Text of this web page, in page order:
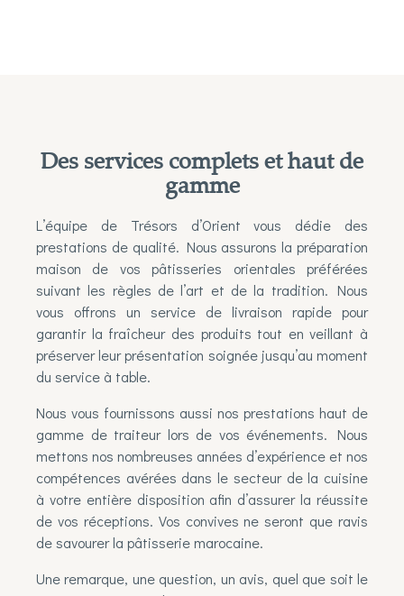
Des services complets et haut de
gamme
L’équipe de Trésors d’Orient vous dédie des
prestations de qualité. Nous assurons la préparation
maison de vospâtisseries orientales préférées
suivant les règles de l’art et de la tradition. Nous
vous offrons un service de livraison rapide pour
garantir la fraîcheur des produits tout en veillant à
préserver leur présentation soignée jusqu’au moment
du service à table.
Nous vous fournissons aussi nos prestations haut de
gamme de traiteur lors de vos événements. Nous
mettons nos nombreuses années d’expérience et nos
compétences avérées dans le secteur de la cuisine
à votre entière disposition afin d’assurer la réussite
de vos réceptions. Vos convives ne seront que ravis
de savourer la pâtisserie marocaine.
Une remarque, une question, un avis, quel que soit le